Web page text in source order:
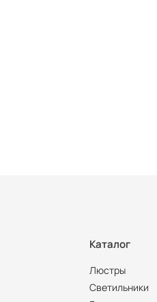
Каталог
Люстры
Светильники